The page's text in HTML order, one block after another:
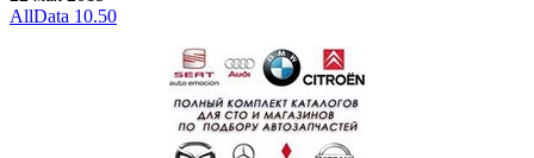
AllData 10.50